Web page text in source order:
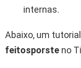
internas.
Abaixo, um
feitosporste no